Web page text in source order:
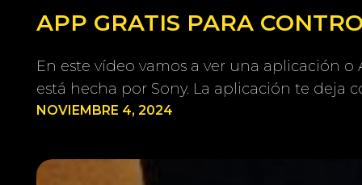
APP GRATIS PARA
En este vídeo vamos a ver una aplicación
está hecha por Sony. La aplicación te deja
NOVIEMBRE 4, 2024